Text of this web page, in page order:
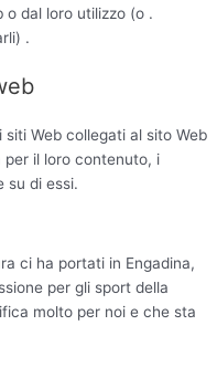
o dal loro utilizzo (o .
.
Web collegati al sito Web
per il loro contenuto, i
su di essi.
ci ha portati in Engadina,
per gli sport della
molto per noi e che sta